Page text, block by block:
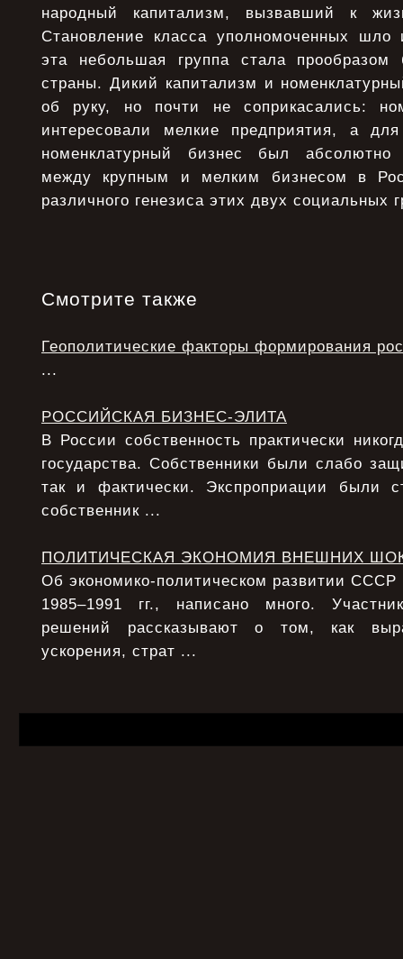
народный капитализм, вызвавший к
Становление класса уполномоченных
эта небольшая группа стала прообразом
страны. Дикий капитализм и
об руку, но почти не соприкасались:
интересовали мелкие предприятия, а
номенклатурный бизнес был абсолютно
между крупным и мелким бизнесом в
различного генезиса этих двух социальных
Смотрите также
Геополитические факторы формирования
...
РОССИЙСКАЯ БИЗНЕС-ЭЛИТА
В России собственность практически
государства. Собственники были слабо
так и фактически. Экспроприации были
собственник ...
ПОЛИТИЧЕСКАЯ ЭКОНОМИЯ ВНЕШНИХ
Об экономико-политическом развитии СССР
1985–1991 гг., написано много.
решений рассказывают о том, как
ускорения, страт ...